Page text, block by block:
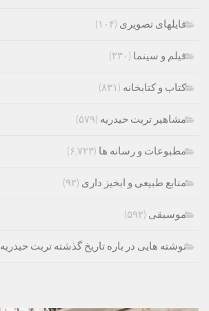
فایلهای تصویری (۱۰۴)
فیلم و سینما (۳۳۰)
کتاب و کتابخانه (۸۳۱)
مشاهیر تربت حیدریه (۵۷۹)
مطبوعات و رسانه ها (۶,۷۲۳)
منابع طبیعی و ابخیز داری (۹۲)
موسیقی (۵۹۲)
نوشته هایی در باره تاریخ گذشته تربت حیدریه